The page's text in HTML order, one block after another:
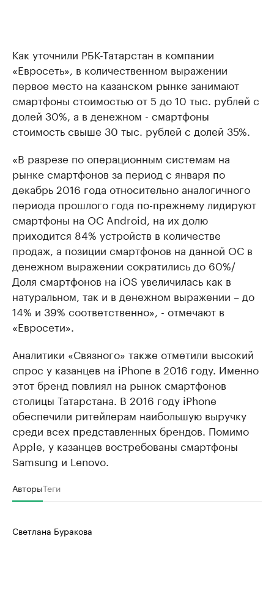
Как уточнили РБК-Татарстан в компании
«Евросеть», в количественном выражении
первое место на казанском рынке занимают
смартфоны стоимостью от 5 до 10 тыс. рублей с
долей 30%, а в денежном - смартфоны
стоимость свыше 30 тыс. рублей с долей 35%.
«В разрезе по операционным системам на
рынке смартфонов за период с января по
декабрь 2016 года относительно аналогичного
периода прошлого года по-прежнему лидируют
смартфоны на ОС Android, на их долю
приходится 84% устройств в количестве
продаж, а позиции смартфонов на данной ОС в
денежном выражении сократились до 60%/
Доля смартфонов на iOS увеличилась как в
натуральном, так и в денежном выражении – до
14% и 39% соответственно», - отмечают в
«Евросети».
Аналитики «Связного» также отметили высокий
спрос у казанцев на iPhone в 2016 году. Именно
этот бренд повлиял на рынок смартфонов
столицы Татарстана. В 2016 году iPhone
обеспечили ритейлерам наибольшую выручку
среди всех представленных брендов. Помимо
Apple, у казанцев востребованы смартфоны
Samsung и Lenovo.
АвторыТеги
Светлана Буракова